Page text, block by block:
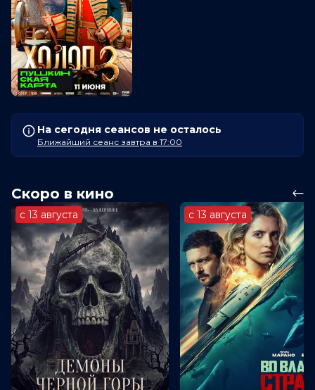
На сегодня сеансов не осталось
Ближайший сеанс завтра в 17:00
Скоро в кино
с 13 августа с 13 августа